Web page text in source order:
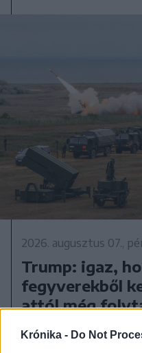
Krónika - Do Not
2026. augusztus 07.,
Trump: igaz,
fegyverekből
attól még